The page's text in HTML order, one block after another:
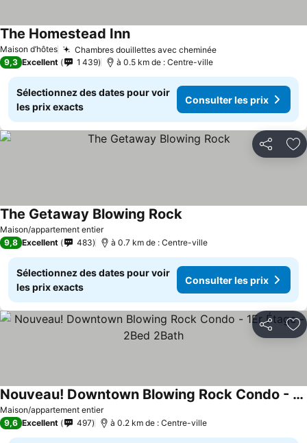
Maison d’hôtes Chambres douillettes avec cheminéeConsulter les prix
The Homestead InnConsulter les prix
9,3 Excellent 1 439 à 0.5 km de : Centre-ville
Sélectionnez des dates pour voir
les prix exacts
Consulter les prix
Partager
Maison/appartement entier
The Getaway Blowing RockConsulter les prix
9,8 Excellent 483 à 0.7 km de : Centre-ville
Sélectionnez des dates pour voir
les prix exacts
Consulter les prix
Partager
Maison/appartement entier
Nouveau! Downtown Blowing Rock Condo - 1Er Étage - 2Bed 2Bath
Consulter les prix
9,6 Excellent 497 à 0.2 km de : Centre-ville